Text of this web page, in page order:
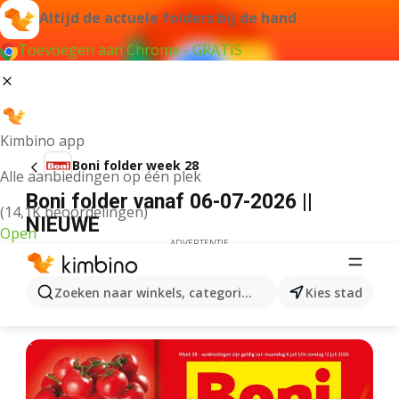
Altijd de actuele folders bij de hand
Toevoegen aan Chrome - GRATIS
Kimbino app
Alle aanbiedingen op één plek
(14,1K beoordelingen)
Open
Zoeken naar winkels, categorieën, producten...
Kies stad
Boni folder week 28
Boni folder vanaf 06-07-2026 ||
NIEUWE
ADVERTENTIE